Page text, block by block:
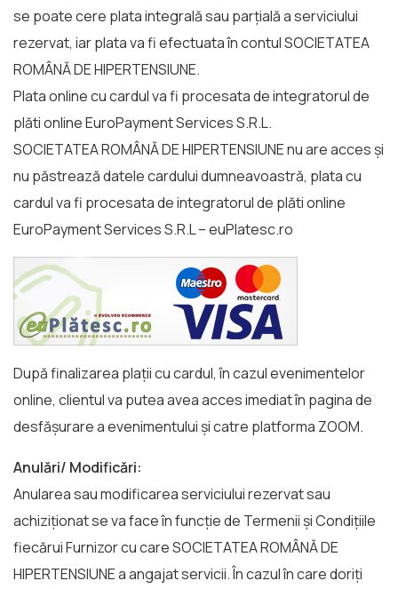
se poate cere plata integrală sau parțială a serviciului
rezervat, iar plata va fi efectuata în contul SOCIETATEA
ROMÂNĂ DE HIPERTENSIUNE.
Plata online cu cardul va fi procesata de integratorul de
plăti online EuroPayment Services S.R.L.
SOCIETATEA ROMÂNĂ DE HIPERTENSIUNE nu are acces și
nu păstrează datele cardului dumneavoastră, plata cu
cardul va fi procesata de integratorul de plăti online
EuroPayment Services S.R.L –euPlatesc.ro
După finalizarea plații cu cardul, în cazul evenimentelor
online, clientul va putea avea acces imediat în pagina de
desfășurare a evenimentului și catre platforma ZOOM.
Anulări/ Modificări:
Anularea sau modificarea serviciului rezervat sau
achiziționat se va face în funcție de Termenii și Condițiile
fiecărui Furnizor cu care SOCIETATEA ROMÂNĂ DE
HIPERTENSIUNE a angajat servicii. În cazul în care doriți